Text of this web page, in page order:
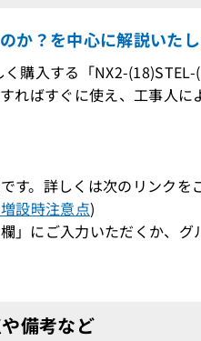
か？を中心に解説いた
購入する「NX2-
ばすぐに使え、工事人に
。詳しくは次のリンクを
設時注意点)
」にご入力いただくか、グ
備考など